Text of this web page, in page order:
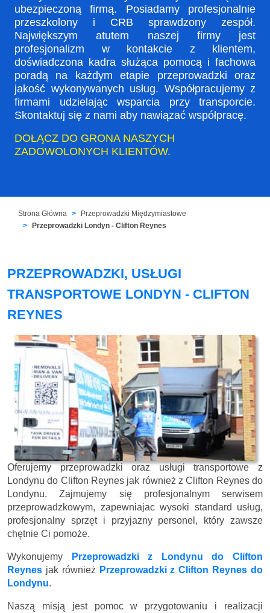
ubezpieczoną firmą. Posiadamy profesjonalnie
przeszkolony i CRB sprawdzony zespół.
Największym atutem naszej firmy jest
profesjonalizm w kontakcie z klientem,
doświadczona kadra służąca pomocą i fachowa
poradą na każdym etapie przeprowadzki oraz
jakość wykonywanych usług. Współpracujemy z
firmami udzielając wsparcia przy transporcie.
Skontaktuj się z nami aby nawiązać współpracę.
DOŁĄCZ DO GRONA NASZYCH
ZADOWOLONYCH KLIENTÓW.
Strona Główna
Przeprowadzki Międzymiastowe
Przeprowadzki Londyn - Clifton Reynes
PRZEPROWADZKI, USŁUGI
TRANSPORTOWE LONDYN - CLIFTON
REYNES
Oferujemy przeprowadzki oraz usługi transportowe z
Londynu do Clifton Reynes jak również z Clifton Reynes do
Londynu. Zajmujemy się profesjonalnym serwisem
przeprowadzkowym, zapewniajac wysoki standard usług,
profesjonalny sprzęt i przyjazny personel, który zawsze
chętnie Ci pomoże.
Wykonujemy
Przeprowadzki z Londynu do Clifton
Reynes jak również Przeprowadzki z Clifton Reynes do
Londynu.
Naszą misją jest pomoc w przygotowaniu i realizacji